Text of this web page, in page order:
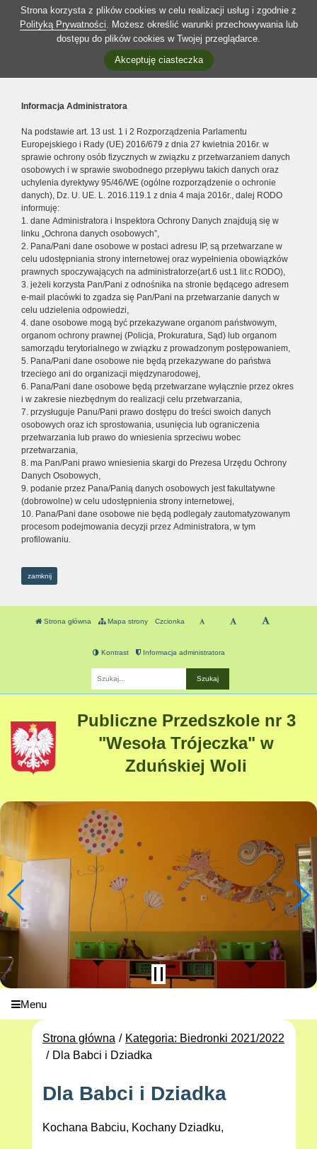
Strona korzysta z plików cookies w celu realizacji usług i zgodnie z
Polityką Prywatności. Możesz określić warunki przechowywania lub
dostępu do plików cookies w Twojej przeglądarce.
Akceptuję ciasteczka
Informacja Administratora
Na podstawie art. 13 ust. 1 i 2 Rozporządzenia Parlamentu
Europejskiego i Rady (UE) 2016/679 z dnia 27 kwietnia 2016r. w
sprawie ochrony osób fizycznych w związku z przetwarzaniem danych
osobowych i w sprawie swobodnego przepływu takich danych oraz
uchylenia dyrektywy 95/46/WE (ogólne rozporządzenie o ochronie
danych), Dz. U. UE. L. 2016.119.1 z dnia 4 maja 2016r., dalej RODO
informuję:
1. dane Administratora i Inspektora Ochrony Danych znajdują się w
linku „Ochrona danych osobowych”,
2. Pana/Pani dane osobowe w postaci adresu IP, są przetwarzane w
celu udostępniania strony internetowej oraz wypełnienia obowiązków
prawnych spoczywających na administratorze(art.6 ust.1 lit.c RODO),
3. jeżeli korzysta Pan/Pani z odnośnika na stronie będącego adresem
e-mail placówki to zgadza się Pan/Pani na przetwarzanie danych w
celu udzielenia odpowiedzi,
4. dane osobowe mogą być przekazywane organom państwowym,
organom ochrony prawnej (Policja, Prokuratura, Sąd) lub organom
samorządu terytorialnego w związku z prowadzonym postępowaniem,
5. Pana/Pani dane osobowe nie będą przekazywane do państwa
trzeciego ani do organizacji międzynarodowej,
6. Pana/Pani dane osobowe będą przetwarzane wyłącznie przez okres
i w zakresie niezbędnym do realizacji celu przetwarzania,
7. przysługuje Panu/Pani prawo dostępu do treści swoich danych
osobowych oraz ich sprostowania, usunięcia lub ograniczenia
przetwarzania lub prawo do wniesienia sprzeciwu wobec
przetwarzania,
8. ma Pan/Pani prawo wniesienia skargi do Prezesa Urzędu Ochrony
Danych Osobowych,
9. podanie przez Pana/Panią danych osobowych jest fakultatywne
(dobrowolne) w celu udostępnienia strony internetowej,
10. Pana/Pani dane osobowe nie będą podlegały zautomatyzowanym
procesom podejmowania decyzji przez Administratora, w tym
profilowaniu.
zamknij
Strona główna Mapa strony Czcionka
Kontrast Informacja administratora
Publiczne Przedszkole nr 3
"Wesoła Trójeczka" w
Zduńskiej Woli
Menu
Strona główna
Kategoria: Biedronki 2021/2022
Dla Babci i Dziadka
Dla Babci i Dziadka
Kochana Babciu, Kochany Dziadku,